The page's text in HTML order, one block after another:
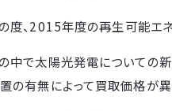
度、2015年度の再生可能エ
中で太陽光発電についての
の有無によって買取価格が